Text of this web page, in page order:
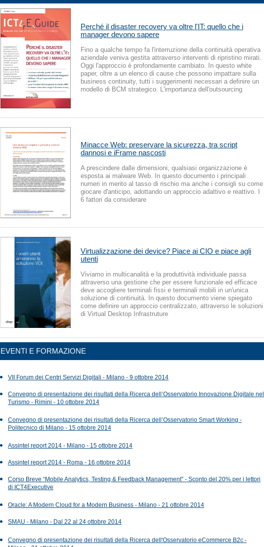
Perché il disaster recovery va oltre l'IT: quello che i
manager devono sapere
Fino a qualche tempo fa l'interruzione della continuità operativa
aziendale veniva gestita attraverso interventi di ripristino mirati.
Oggi l'approccio è profondamente cambiato. In questo white
paper, oltre a un elenco di cause che possono impattare sulla
business continuity, tutti i suggerimenti necessari a definire un
modello di BCM strategico. L'importanza dell'outsourcing
Minacce Web: preservare la sicurezza, tra script
dannosi e iFrame nascosti
A prescindere dalle dimensioni, qualsiasi organizzazione è
esposta ai malware Web. In questo documento i principali
numeri in merito al tasso di rischio ma anche i consigli su come
giocare d'anticipo, adottando un approccio adattivo e reattivo. I
6 fattori da considerare
Virtualizzazione dei device? Piace ai CIO e piace agli
utenti
Viviamo in multicanalità e la produttività individuale passa
attraverso una gestione che per essere funzionale ed efficace
deve accogliere terminali fissi e terminali mobili in un'unica
soluzione di continuità. In questo documento viene spiegato
come definire un approccio centralizzato, attraverso le soluzioni
di Virtual Desktop Infrastruture
EVENTI E FORMAZIONE
VII Forum dei Centri Servizi Digitali - Milano - 9 ottobre 2014
Convegno di presentazione dei risultati della Ricerca dell’Osservatorio Innovazione Digitale nel
Turismo - Rimini - 10 ottobre 2014
Convegno di presentazione dei risultati della Ricerca dell’Osservatorio Smart Working -
Politecnico di Milano - 15 ottobre 2014
Assintel report 2014 - Milano - 15 ottobre 2014
Assintel report 2014 - Roma - 16 ottobre 2014
Corso Breve “Mobile Analytics, Testing & Feedback Management” - Sconto del 20% per i lettori
di ICT4Executive
Oracle: A Modern Cloud for a Modern Business - Milano - 21 ottobre 2014
SMAU - Milano - Dal 22 al 24 ottobre 2014
Convegno di presentazione dei risultati della Ricerca dell'Osservatorio eCommerce B2c -